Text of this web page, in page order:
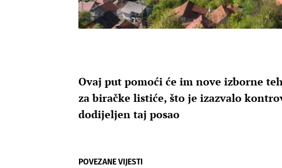
Ovaj put pomoći će im nove izborne
za biračke listiće, što je izazvalo
dodijeljen taj posao
POVEZANE VIJESTI